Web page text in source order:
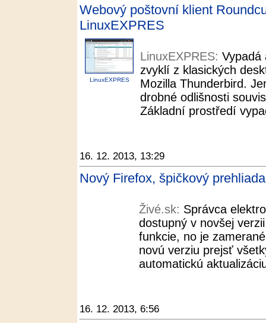
Webový poštovní klient
LinuxEXPRES
LinuxEXPRES
LinuxEXPRES: Vypadá
zvyklí z klasických
Mozilla Thunderbird.
drobné odlišnosti
Základní prostředí
16. 12. 2013, 13:29
Nový Firefox, špičkový
Živé.sk: Správca
dostupný v novšej
funkcie, no je
novú verziu prejsť
automatickú
16. 12. 2013, 6:56